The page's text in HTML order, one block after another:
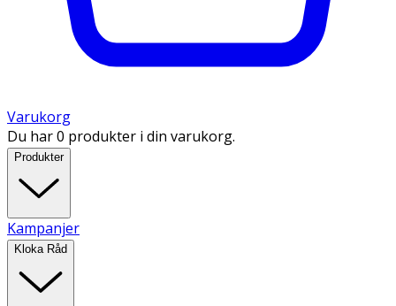
Varukorg
Du har 0 produkter i din varukorg.
Produkter
Kampanjer
Kloka Råd